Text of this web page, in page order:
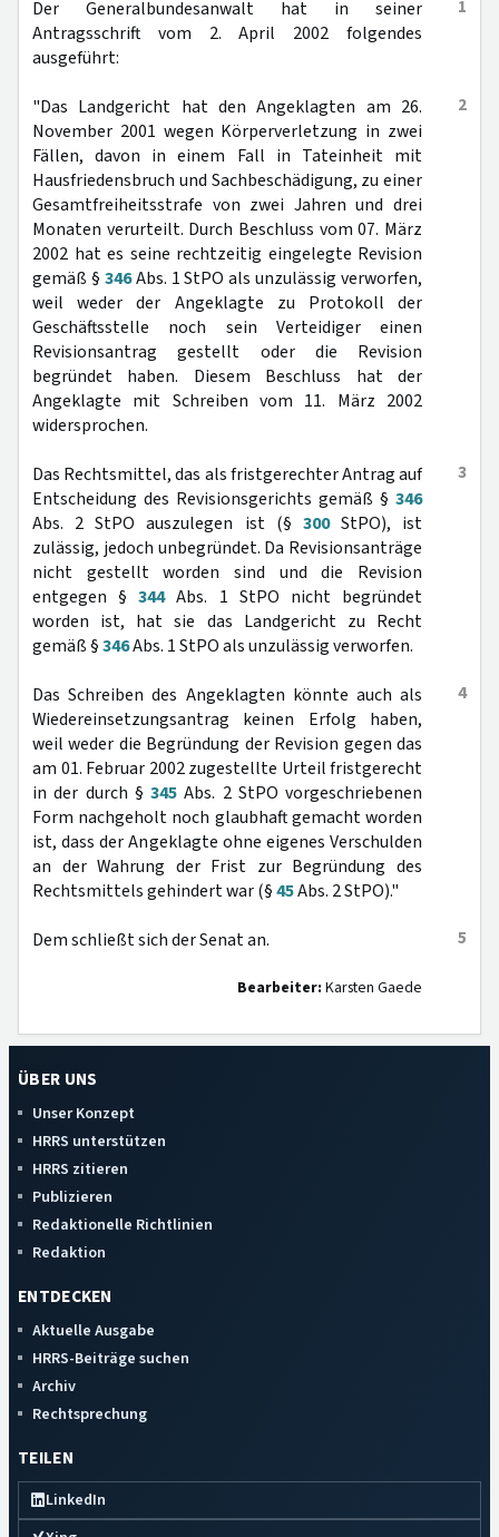
1
Der Generalbundesanwalt hat in seiner
Antragsschrift vom 2. April 2002 folgendes
ausgeführt:
2
"Das Landgericht hat den Angeklagten am 26.
November 2001 wegen Körperverletzung in zwei
Fällen, davon in einem Fall in Tateinheit mit
Hausfriedensbruch und Sachbeschädigung, zu einer
Gesamtfreiheitsstrafe von zwei Jahren und drei
Monaten verurteilt. Durch Beschluss vom 07. März
2002 hat es seine rechtzeitig eingelegte Revision
gemäß § 346Abs. 1 StPO als unzulässig verworfen,
weil weder der Angeklagte zu Protokoll der
Geschäftsstelle noch sein Verteidiger einen
Revisionsantrag gestellt oder die Revision
begründet haben. Diesem Beschluss hat der
Angeklagte mit Schreiben vom 11. März 2002
widersprochen.
3
Das Rechtsmittel, das als fristgerechter Antrag auf
Entscheidung des Revisionsgerichts gemäß § 346
Abs. 2 StPO auszulegen ist (§ 300StPO), ist
zulässig, jedoch unbegründet. Da Revisionsanträge
nicht gestellt worden sind und die Revision
entgegen §344Abs. 1 StPO nicht begründet
worden ist, hat sie das Landgericht zu Recht
gemäß §346Abs. 1 StPO als unzulässig verworfen.
4
Das Schreiben des Angeklagten könnte auch als
Wiedereinsetzungsantrag keinen Erfolg haben,
weil weder die Begründung der Revision gegen das
am 01. Februar 2002 zugestellte Urteil fristgerecht
in der durch § 345 Abs. 2 StPO vorgeschriebenen
Form nachgeholt noch glaubhaft gemacht worden
ist, dass der Angeklagte ohne eigenes Verschulden
an der Wahrung der Frist zur Begründung des
Rechtsmittels gehindert war (§45Abs. 2 StPO)."
5
Dem schließt sich der Senat an.
Bearbeiter: Karsten Gaede
ÜBER UNS
Unser Konzept
HRRS unterstützen
HRRS zitieren
Publizieren
Redaktionelle Richtlinien
Redaktion
ENTDECKEN
Aktuelle Ausgabe
HRRS-Beiträge suchen
Archiv
Rechtsprechung
TEILEN
LinkedIn